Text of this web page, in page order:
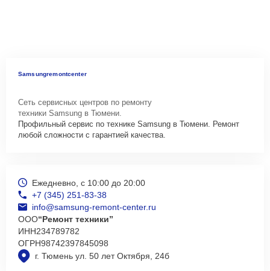
Samsungremontcenter
Сеть сервисных центров по ремонту
техники Samsung в Тюмени.
Профильный сервис по технике Samsung в Тюмени. Ремонт
любой сложности с гарантией качества.
г. Тюмень ул. 50 лет Октября, 24б
Ежедневно, с 10:00 до 20:00
+7 (345) 251-83-38
info@samsung-remont-center.ru
ООО“Ремонт техники”
ИНН234789782
ОГРН98742397845098